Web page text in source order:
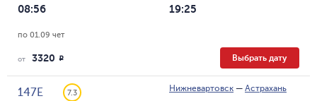
08:56 19:25
по 01.09 чет
от 3320 R Выбрать дату
147Е 7.3 Нижневартовск — Астрахань